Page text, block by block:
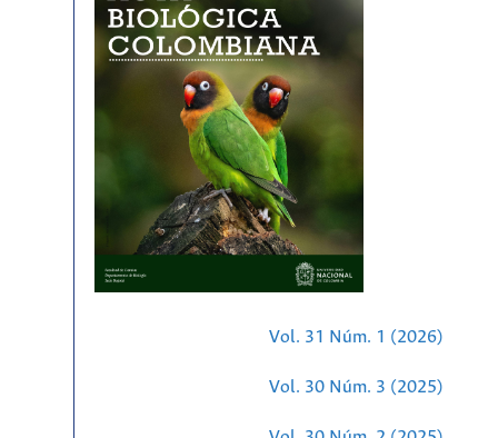
Vol. 31 Núm. 1 (2026)
Vol. 30 Núm. 3 (2025)